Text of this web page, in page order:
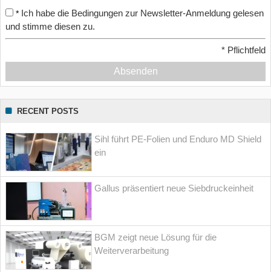
* Ich habe die Bedingungen zur Newsletter-Anmeldung gelesen
und stimme diesen zu.
* Pflichtfeld
Absenden
RECENT POSTS
Sihl führt PE-Folien und Enduro MD Shield
ein
Gallus präsentiert neue Siebdruckeinheit
BGM zeigt neue Lösung für die
Weiterverarbeitung